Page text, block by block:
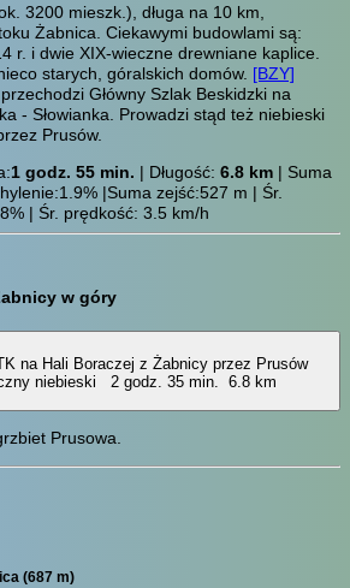
3200 mieszk.), długa na 10 km,
Żabnica. Ciekawymi budowlami są:
r. i dwie XIX-wieczne drewniane kaplice.
starych, góralskich domów. [BZY]
Główny Szlak Beskidzki na
- Słowianka. Prowadzi stąd też niebieski
Prusów.
1 godz. 55 min. | Długość: 6.8 km | Suma
|Suma zejść:527 m | Śr.
| Śr. prędkość: 3.5 km/h
w góry
na Hali Boraczej z Żabnicy przez Prusów
2 godz. 35 min.
6.8 km
Prusowa.
(687 m)